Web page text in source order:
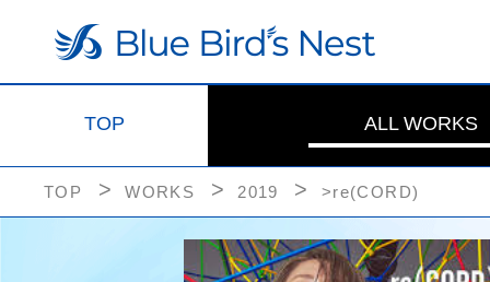
TOP ALL WORKS
TOP WORKS 2019 >re(CORD)